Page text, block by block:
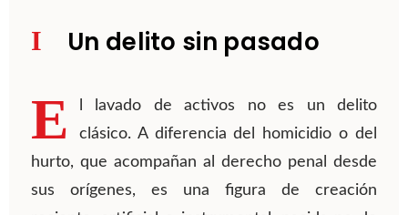
I Un delito sin pasado
E
l lavado de activos no es un delito
clásico. A diferencia del homicidio o del
hurto, que acompañan al derecho penal desde
sus orígenes, es una figura de creación